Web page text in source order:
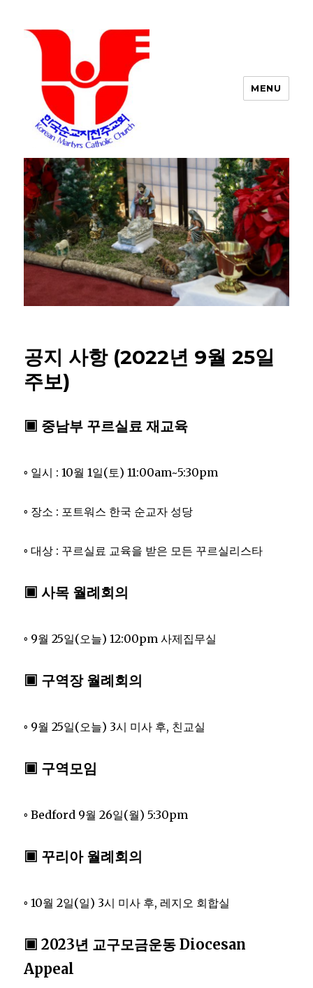
포트워스 한인 성당
MENU
공지 사항 (2022년 9월 25일
주보)
▣ 중남부 꾸르실료 재교육
◦ 일시 : 10월 1일(토) 11:00am~5:30pm
◦ 장소 : 포트워스 한국 순교자 성당
◦ 대상 : 꾸르실료 교육을 받은 모든 꾸르실리스타
▣ 사목 월례회의
◦ 9월 25일(오늘) 12:00pm 사제집무실
▣ 구역장 월례회의
◦ 9월 25일(오늘) 3시 미사 후, 친교실
▣ 구역모임
◦ Bedford 9월 26일(월) 5:30pm
▣ 꾸리아 월례회의
◦ 10월 2일(일) 3시 미사 후, 레지오 회합실
▣ 2023년 교구모금운동 Diocesan
Appeal